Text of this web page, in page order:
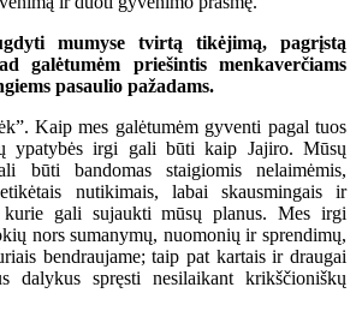
mumyse tvirtą tikėjimą, pagrįstą
galėtumėm priešintis menkaverčiams
pasaulio pažadams.
Kaip mes galėtumėm gyventi pagal tuos
ypatybės irgi gali būti kaip Jajiro. Mūsų
būti bandomas staigiomis nelaimėmis,
nutikimais, labai skausmingais ir
kurie gali sujaukti mūsų planus. Mes irgi
nors sumanymų, nuomonių ir sprendimų,
bendraujame; taip pat kartais ir draugai
dalykus spręsti nesilaikant krikščioniškų